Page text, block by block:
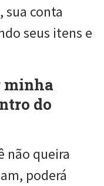
sua conta
seus itens e
minha
do
não queira
poderá